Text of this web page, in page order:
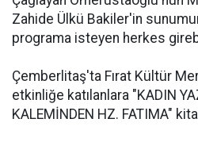
Zahide Ülkü Bakiler'in
programa isteyen herkes
Çemberlitaş'ta Fırat Kültür
etkinliğe katılanlara "KADIN
KALEMİNDEN HZ. FATIMA"